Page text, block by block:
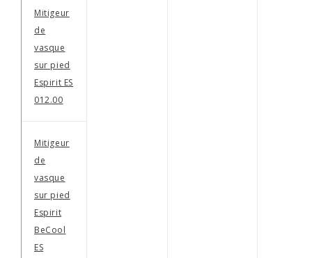
Mitigeur
de
vasque
sur pied
Espirit ES
012.00
Mitigeur
de
vasque
sur pied
Espirit
BeCool
ES